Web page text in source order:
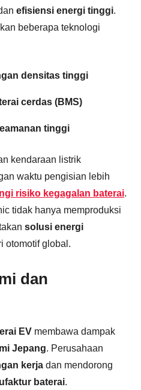
efisiensi energi tinggi.
beberapa teknologi
densitas tinggi
cerdas (BMS)
tinggi
kendaraan listrik
waktu pengisian lebih
risiko kegagalan baterai.
tidak hanya memproduksi
solusi energi
otomotif global.
dan
EV membawa dampak
Jepang. Perusahaan
kerja dan mendorong
baterai.